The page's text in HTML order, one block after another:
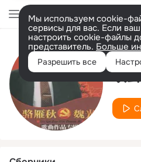
Мы используем cookie-
сервисы для вас. Если
настроить cookie-файлы
представитель. Больше
Разрешить все
欧